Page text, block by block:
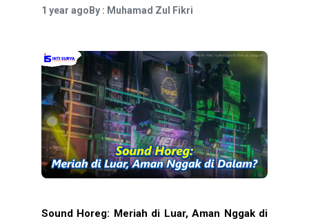
1 year ago By : Muhamad Zul Fikri
Sound Horeg: Meriah di Luar, Aman Nggak di